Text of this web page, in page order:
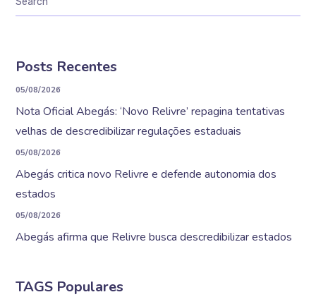
Posts Recentes
05/08/2026
Nota Oficial Abegás: ‘Novo Relivre’ repagina tentativas
velhas de descredibilizar regulações estaduais
05/08/2026
Abegás critica novo Relivre e defende autonomia dos
estados
05/08/2026
Abegás afirma que Relivre busca descredibilizar estados
TAGS Populares